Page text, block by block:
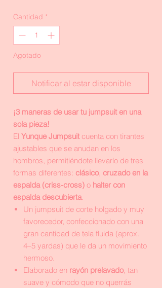
Cantidad *
Agotado
Notificar al estar disponible
¡3 maneras de usar tu jumpsuit en una
sola pieza!
El Yunque Jumpsuitcuenta con tirantes
ajustables que se anudan en los
hombros, permitiéndote llevarlo de tres
formas diferentes: clásico, cruzado en la
espalda (criss-cross) o halter con
espalda descubierta.
Un jumpsuit de corte holgado y muy
favorecedor, confeccionado con una
gran cantidad de tela fluida (aprox.
4–5 yardas) que le da un movimiento
hermoso.
Elaborado en rayón prelavado, tan
suave y cómodo que no querrás